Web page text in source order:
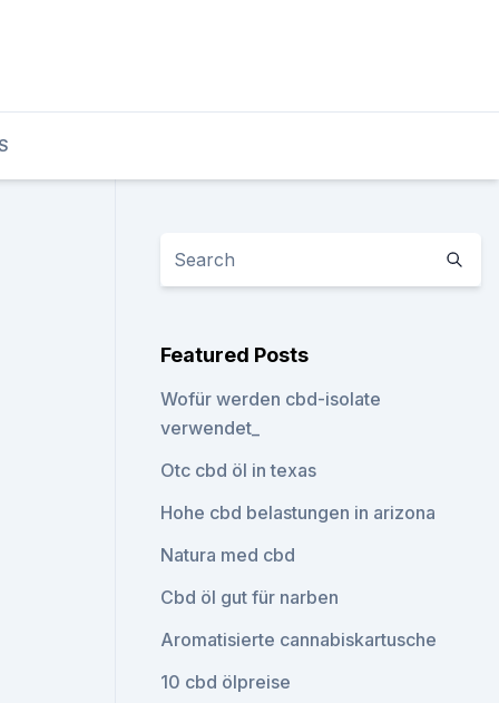
Featured Posts
Wofür werden cbd-isolate
verwendet_
Otc cbd öl in texas
Hohe cbd belastungen in arizona
Natura med cbd
Cbd öl gut für narben
Aromatisierte cannabiskartusche
10 cbd ölpreise